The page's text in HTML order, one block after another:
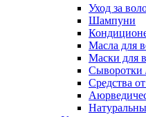
Уход за
Шампуни
Масла для
Маски для
Сыворотки
Средства